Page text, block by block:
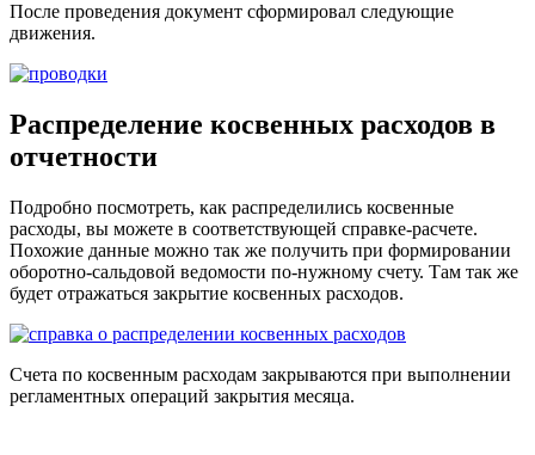
После проведения документ сформировал следующие
движения.
Распределение косвенных расходов в
отчетности
Подробно посмотреть, как распределились косвенные
расходы, вы можете в соответствующей справке-расчете.
Похожие данные можно так же получить при формировании
оборотно-сальдовой ведомости по-нужному счету. Там так же
будет отражаться закрытие косвенных расходов.
Счета по косвенным расходам закрываются при выполнении
регламентных операций закрытия месяца.